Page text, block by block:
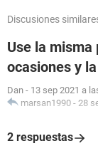
Discusiones
Use la misma
ocasiones y
Dan - 13 sep 2021 a
marsan1990 - 28
2 respuestas